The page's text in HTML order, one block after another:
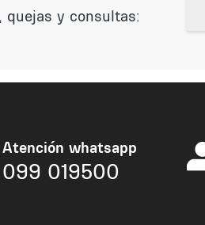
quejas y consultas:
Atención whatsapp
099 019500